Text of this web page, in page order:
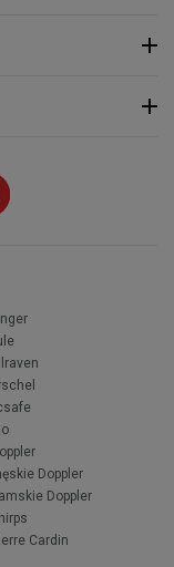
Doppler
Doppler
Cardin